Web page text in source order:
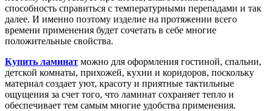
способность справиться с температурными перепадами и так
далее. И именно поэтому изделие на протяжении всего
времени применения будет сочетать в себе многие
положительные свойства.
Купить ламинат можно для оформления гостиной, спальни,
детской комнаты, прихожей, кухни и коридоров, поскольку
материал создает уют, красоту и приятные тактильные
ощущения за счет того, что ламинат сохраняет тепло и
обеспечивает тем самым многие удобства применения.